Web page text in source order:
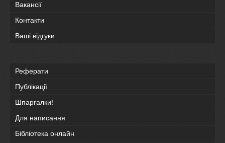
Вакансії
Контакти
Ваші відгуки
Реферати
Публікації
Шпаргалки!
Для написання
Бібліотека онлайн